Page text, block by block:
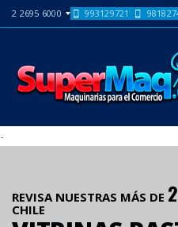
2 2695 6000 993129721
-
REVISA NUESTRAS MÁS DE
CHILE